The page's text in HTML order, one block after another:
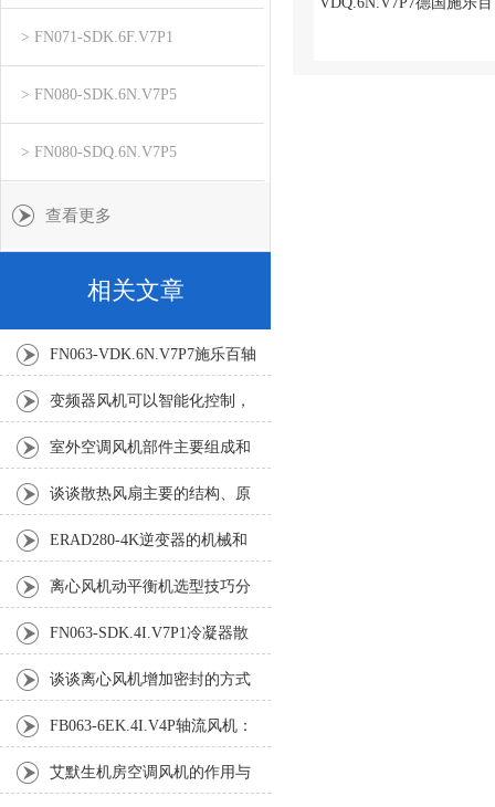
> FN071-SDK.6F.V7P1
> FN080-SDK.6N.V7P5
> FN080-SDQ.6N.V7P5
查看更多
相关文章
FN063-VDK.6N.V7P7施乐百轴
流风机如何革新工业通风？
变频器风机可以智能化控制，
实现自动化生产线和智能制造
室外空调风机部件主要组成和
作用
谈谈散热风扇主要的结构、原
理及安装要点
ERAD280-4K逆变器的机械和
电气安装规程
离心风机动平衡机选型技巧分
享
FN063-SDK.4I.V7P1冷凝器散
热风扇使用效果如何？
谈谈离心风机增加密封的方式
FB063-6EK.4I.V4P轴流风机：
现代工业的气流动力源泉
艾默生机房空调风机的作用与